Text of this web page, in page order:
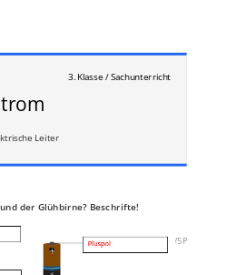
3. Klasse / Sachunterricht
Leiter
der Glühbirne? Beschrifte!
___ /5P